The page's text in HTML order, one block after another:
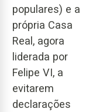
populares) e a
própria Casa
Real, agora
liderada por
Felipe VI, a
evitarem
declarações